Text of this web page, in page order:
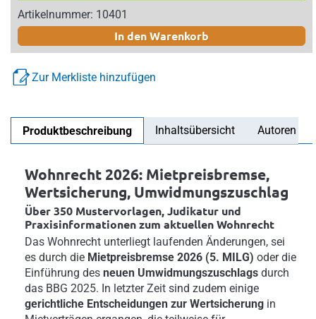
Artikelnummer: 10401
In den Warenkorb
Zur Merkliste hinzufügen
Produktbeschreibung Inhaltsübersicht Autoren
Wohnrecht 2026: Mietpreisbremse,
Wertsicherung, Umwidmungszuschlag
Über 350 Mustervorlagen, Judikatur und
Praxisinformationen zum aktuellen Wohnrecht
Das Wohnrecht unterliegt laufenden Änderungen, sei
es durch die Mietpreisbremse 2026 (5. MILG) oder die
Einführung des neuen Umwidmungszuschlags durch
das BBG 2025. In letzter Zeit sind zudem einige
gerichtliche Entscheidungen zur Wertsicherung in